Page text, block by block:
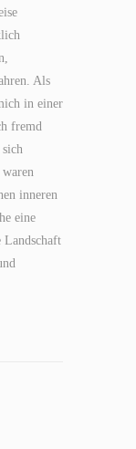
Als
in einer
fremd
inneren
eine
Landschaft